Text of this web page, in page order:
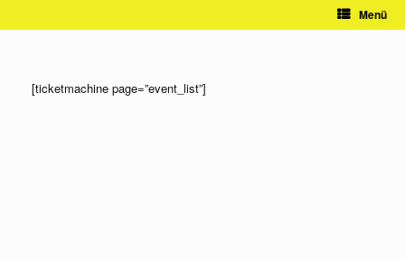
Menü
[ticketmachine page=”event_list”]